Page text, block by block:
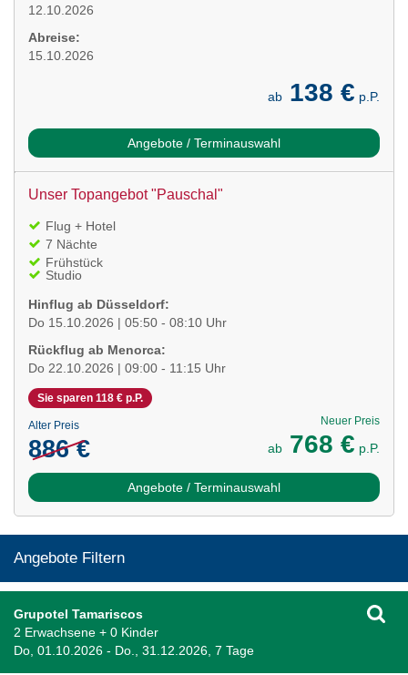
12.10.2026
Abreise:
15.10.2026
ab 138 € p.P.
Angebote / Terminauswahl
Unser Topangebot "Pauschal"
Flug + Hotel
7 Nächte
Frühstück
Studio
Hinflug ab Düsseldorf:
Do 15.10.2026 | 05:50 - 08:10 Uhr
Rückflug ab Menorca:
Do 22.10.2026 | 09:00 - 11:15 Uhr
Sie sparen 118 € p.P.
Alter Preis
886 €
Neuer Preis
ab 768 € p.P.
Angebote / Terminauswahl
Angebote Filtern
Grupotel Tamariscos
2 Erwachsene + 0 Kinder
Do, 01.10.2026 - Do., 31.12.2026, 7 Tage